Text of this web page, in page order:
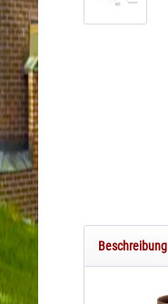
Beschreibung